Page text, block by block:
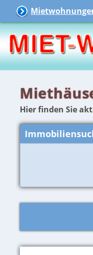
Hier finden Sie